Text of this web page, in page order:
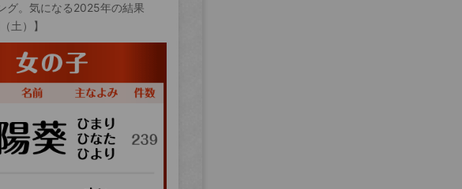
グ。気になる2025年の結果
土）】